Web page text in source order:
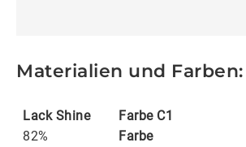
Materialien und Farben:
Lack Shine
82%
Farbe C1
Farbe